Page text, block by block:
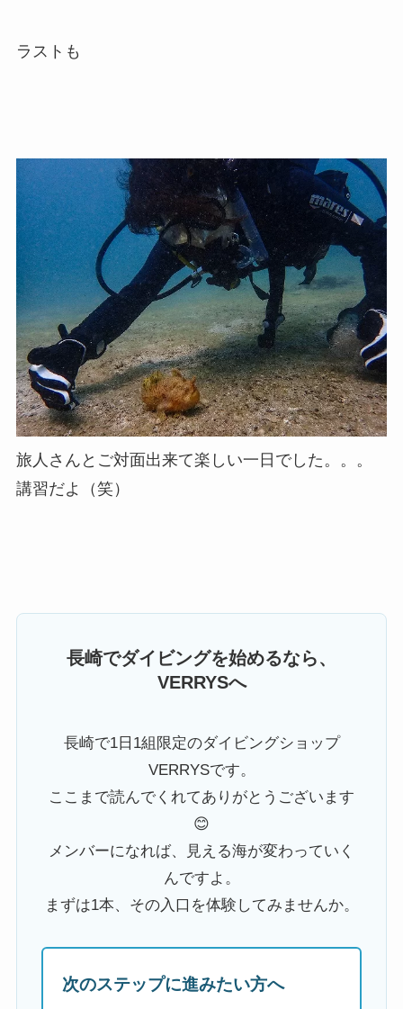
ラストも
旅人さんとご対面出来て楽しい一日でした。。。
講習だよ（笑）
長崎でダイビングを始めるなら、
VERRYSへ
長崎で1日1組限定のダイビングショップ
VERRYSです。
ここまで読んでくれてありがとうございます
😊
メンバーになれば、見える海が変わっていく
んですよ。
まずは1本、その入口を体験してみませんか。
次のステップに進みたい方へ